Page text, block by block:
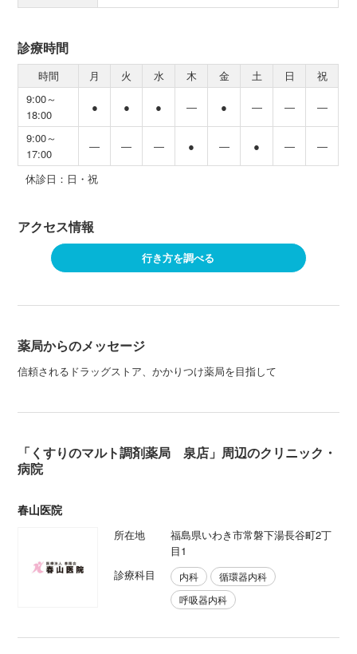
診療時間
時間 月 火 水 木 金 土 日
祝
9:00～
18:00
● ● ● ― ● ― ― ―
9:00～
17:00
― ― ― ● ― ● ― ―
休診日：日・祝
アクセス情報
行き方を調べる
薬局からのメッセージ
信頼されるドラッグストア、かかりつけ薬局を目指して
「くすりのマルト調剤薬局 泉店」周辺のクリニック・
病院
春山医院
所在地
福島県いわき市常磐下湯長谷町2丁
目1
診療科目
内科
循環器内科
呼吸器内科